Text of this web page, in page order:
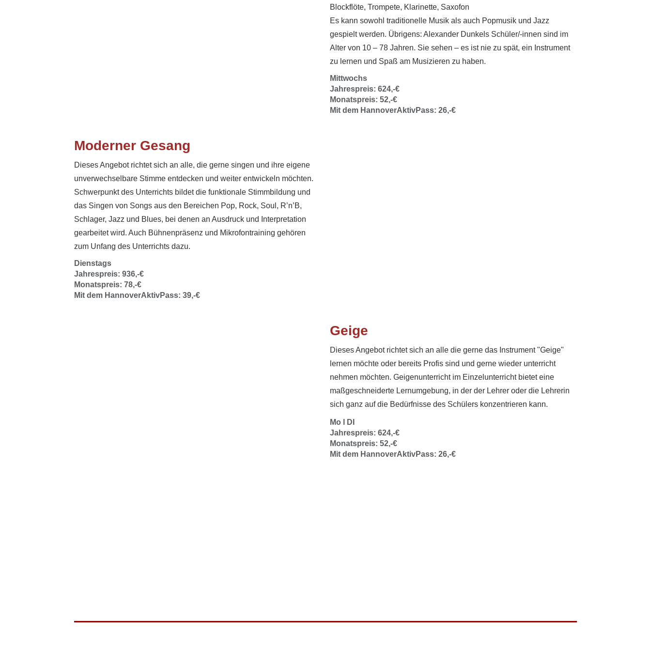
Blockflöte, Trompete, Klarinette, Saxofon
Es kann sowohl traditionelle Musik als auch Popmusik und Jazz
gespielt werden. Übrigens: Alexander Dunkels Schüler/-innen sind im
Alter von 10 – 78 Jahren. Sie sehen – es ist nie zu spät, ein Instrument
zu lernen und Spaß am Musizieren zu haben.
Mittwochs
Jahrespreis: 624,-€
Monatspreis: 52,-€
Mit dem HannoverAktivPass: 26,-€
Moderner Gesang
Dieses Angebot richtet sich an alle, die gerne singen und ihre eigene
unverwechselbare Stimme entdecken und weiter entwickeln möchten.
Schwerpunkt des Unterrichts bildet die funktionale Stimmbildung und
das Singen von Songs aus den Bereichen Pop, Rock, Soul, R’n’B,
Schlager, Jazz und Blues, bei denen an Ausdruck und Interpretation
gearbeitet wird. Auch Bühnenpräsenz und Mikrofontraining gehören
zum Unfang des Unterrichts dazu.
Dienstags
Jahrespreis: 936,-€
Monatspreis: 78,-€
Mit dem HannoverAktivPass: 39,-€
Geige
Dieses Angebot richtet sich an alle die gerne das Instrument "Geige"
lernen möchte oder bereits Profis sind und gerne wieder unterricht
nehmen möchten. Geigenunterricht im Einzelunterricht bietet eine
maßgeschneiderte Lernumgebung, in der der Lehrer oder die Lehrerin
sich ganz auf die Bedürfnisse des Schülers konzentrieren kann.
Mo l DI
Jahrespreis: 624,-€
Monatspreis: 52,-€
Mit dem HannoverAktivPass: 26,-€